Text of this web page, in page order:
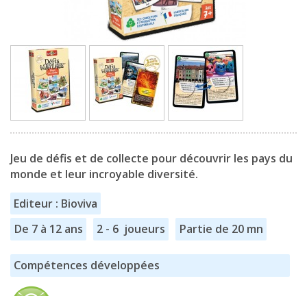
Jeu de défis et de collecte pour découvrir les pays du
monde et leur incroyable diversité.
Editeur : Bioviva
De 7 à 12 ans
2 - 6 joueurs Partie de 20 mn
Compétences développées